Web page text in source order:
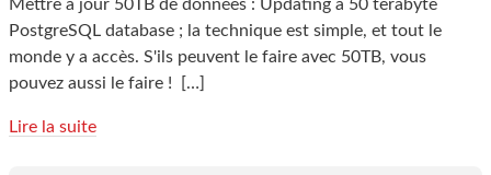
Mettre à jour 50TB de données : Updating a 50 terabyte
PostgreSQL database ; la technique est simple, et tout le
monde y a accès. S'ils peuvent le faire avec 50TB, vous
pouvez aussi le faire !
[…]
Lire la suite